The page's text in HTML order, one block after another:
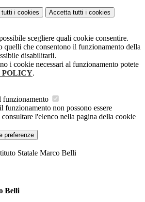
tutti i cookies Accetta tutti i cookies
scegliere quali cookie consentire.
quelli che consentono il funzionamento della
disabilitarli.
i cookie necessari al funzionamento potete
POLICY.
funzionamento
funzionamento non possono essere
l'elenco nella pagina della cookie
preferenze
Statale Marco Belli
Belli